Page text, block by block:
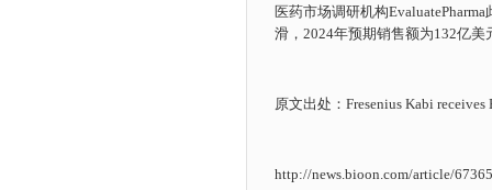
医药市场调研机构
滑，2024年预期销售额为132亿
原文出处： Fresenius Kabi
http://news.bioon.com/article/